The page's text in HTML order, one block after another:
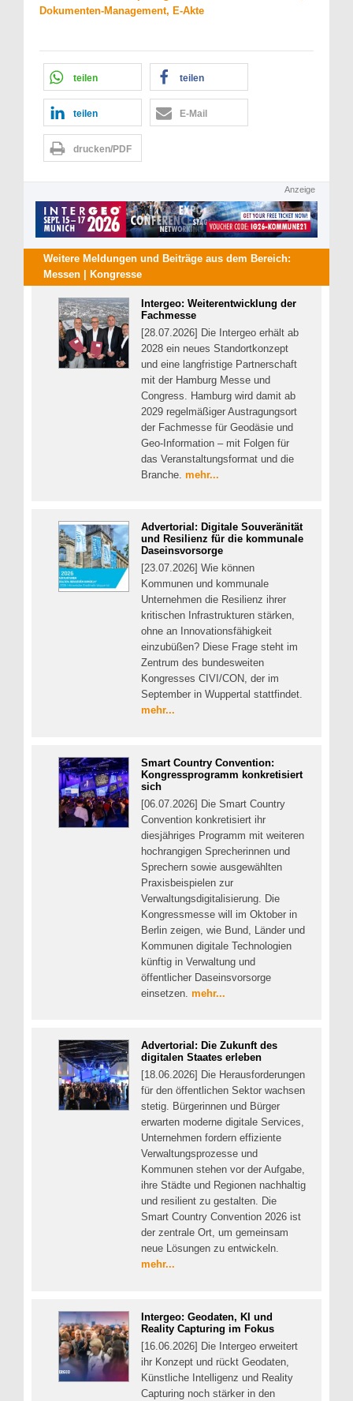
Dokumenten-Management, E-Akte
teilen teilen
teilen E-Mail
drucken/PDF
Anzeige
Weitere Meldungen und Beiträge aus dem Bereich:
Messen | Kongresse
Intergeo: Weiterentwicklung der
Fachmesse
[28.07.2026] Die Intergeo erhält ab
2028 ein neues Standortkonzept
und eine langfristige Partnerschaft
mit der Hamburg Messe und
Congress. Hamburg wird damit ab
2029 regelmäßiger Austragungsort
der Fachmesse für Geodäsie und
Geo-Information – mit Folgen für
das Veranstaltungsformat und die
Branche. mehr...
Advertorial: Digitale Souveränität
und Resilienz für die kommunale
Daseinsvorsorge
[23.07.2026] Wie können
Kommunen und kommunale
Unternehmen die Resilienz ihrer
kritischen Infrastrukturen stärken,
ohne an Innovationsfähigkeit
einzubüßen? Diese Frage steht im
Zentrum des bundesweiten
Kongresses CIVI/CON, der im
September in Wuppertal stattfindet.
mehr...
Smart Country Convention:
Kongressprogramm konkretisiert
sich
[06.07.2026] Die Smart Country
Convention konkretisiert ihr
diesjähriges Programm mit weiteren
hochrangigen Sprecherinnen und
Sprechern sowie ausgewählten
Praxisbeispielen zur
Verwaltungsdigitalisierung. Die
Kongressmesse will im Oktober in
Berlin zeigen, wie Bund, Länder und
Kommunen digitale Technologien
künftig in Verwaltung und
öffentlicher Daseinsvorsorge
einsetzen. mehr...
Advertorial: Die Zukunft des
digitalen Staates erleben
[18.06.2026] Die Herausforderungen
für den öffentlichen Sektor wachsen
stetig. Bürgerinnen und Bürger
erwarten moderne digitale Services,
Unternehmen fordern effiziente
Verwaltungsprozesse und
Kommunen stehen vor der Aufgabe,
ihre Städte und Regionen nachhaltig
und resilient zu gestalten. Die
Smart Country Convention 2026 ist
der zentrale Ort, um gemeinsam
neue Lösungen zu entwickeln.
mehr...
Intergeo: Geodaten, KI und
Reality Capturing im Fokus
[16.06.2026] Die Intergeo erweitert
ihr Konzept und rückt Geodaten,
Künstliche Intelligenz und Reality
Capturing noch stärker in den